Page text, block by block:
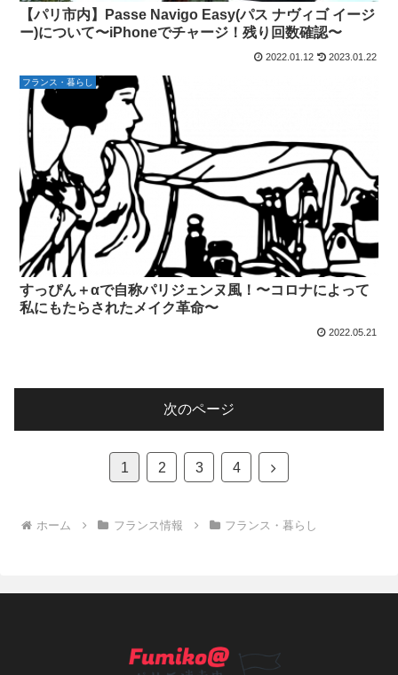
【パリ市内】Passe Navigo Easy(パス ナヴィゴ イージ
ー)について〜iPhoneでチャージ！残り回数確認〜
2022.01.12 2023.01.22
フランス・暮らし
すっぴん＋αで自称パリジェンヌ風！〜コロナによって
私にもたらされたメイク革命〜
2022.05.21
次のページ
1 2 3 4
次
ホーム フランス情報 フランス・暮らし